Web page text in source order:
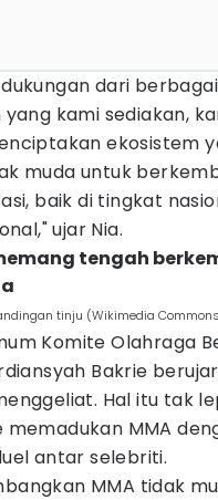
dari
kami sediakan,
ekosistem
muda untuk
baik di tingkat
ujar Nia.
tengah
tinju (Wikimedia
Komite Olahraga
Bakrie
Hal itu tak
memadukan MMA
antar selebriti.
MMA tidak